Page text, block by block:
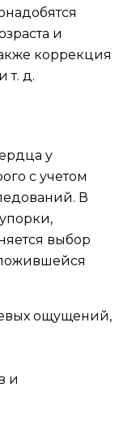
и
коррекция
т. д.
у
с учетом
В
выбор
ощущений,
и